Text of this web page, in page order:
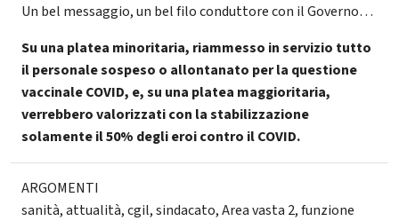
Un bel messaggio, un bel filo conduttore con il Governo…
Su una platea minoritaria, riammesso in servizio tutto
il personale sospeso o allontanato per la questione
vaccinale COVID, e, su una platea maggioritaria,
verrebbero valorizzati con la stabilizzazione
solamente il 50% degli eroi contro il COVID.
ARGOMENTI
sanità,attualità,cgil,sindacato,Area vasta 2,funzione